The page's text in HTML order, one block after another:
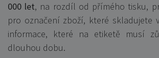
000 let, na rozdíl od přímého tisku,
pro označení zboží, které skladujete
informace, které na etiketě musí
dlouhou dobu.